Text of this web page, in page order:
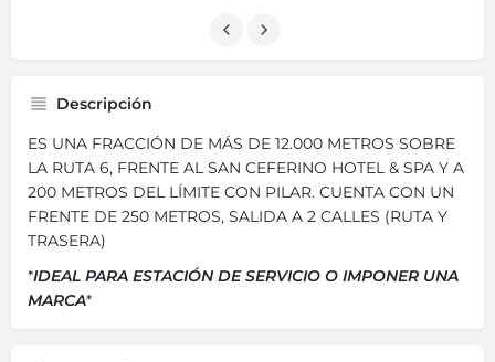
Descripción
ES UNA FRACCIÓN DE MÁS DE 12.000 METROS SOBRE
LA RUTA 6, FRENTE AL SAN CEFERINO HOTEL & SPA Y A
200 METROS DEL LÍMITE CON PILAR. CUENTA CON UN
FRENTE DE 250 METROS, SALIDA A 2 CALLES (RUTA Y
TRASERA)
*IDEAL PARA ESTACIÓN DE SERVICIO O IMPONER UNA
MARCA*